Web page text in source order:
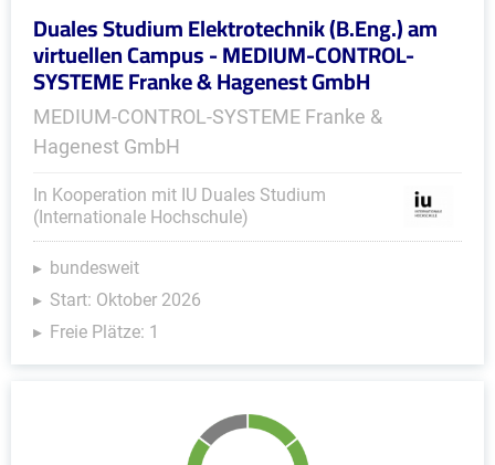
Duales Studium Elektrotechnik (B.Eng.) am
virtuellen Campus - MEDIUM-CONTROL-
SYSTEME Franke & Hagenest GmbH
MEDIUM-CONTROL-SYSTEME Franke &
Hagenest GmbH
In Kooperation mit IU Duales Studium
(Internationale Hochschule)
bundesweit
Start: Oktober 2026
Freie Plätze: 1